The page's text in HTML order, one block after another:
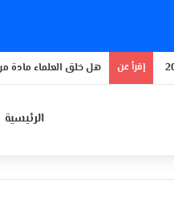
إقرأ عن باحث مسلم يفوز بأعلى
الرئيسية